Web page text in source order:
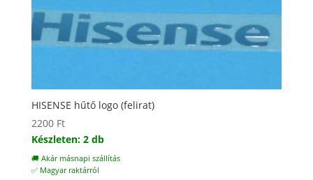
HISENSE hűtő logo (felirat)
2200 Ft
Készleten: 2 db
🚚 Akár másnapi szállítás
✅ Magyar raktárról